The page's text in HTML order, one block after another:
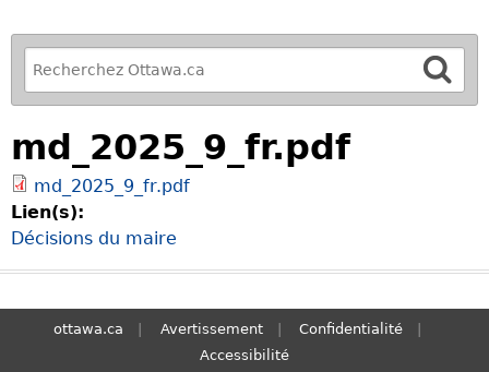
R
e
f
i
n
e
y
o
u
md_2025_9_fr.pdf
md_2025_9_fr.pdf
Lien(s):
Décisions du maire
ottawa.ca Avertissement
Confidentialité
Accessibilité